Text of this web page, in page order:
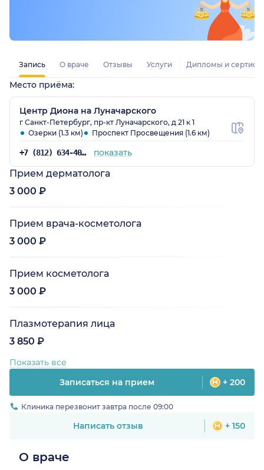
Запись О враче Отзывы Услуги Дипломы и
Место приёма:
Центр Диона на Луначарского
г Санкт-Петербург, пр-кт Луначарского, д 21 к 1
Озерки (1.3 км)
Проспект Просвещения (1.6 км)
+7 (812) 634-40-79 показать
Прием дерматолога
3 000 ₽
Прием врача-косметолога
3 000 ₽
Прием косметолога
3 000 ₽
Плазмотерапия лица
3 850 ₽
Показать все
Записаться на прием
+ 200
Клиника перезвонит завтра после 09:00
Написать отзыв + 150
О враче